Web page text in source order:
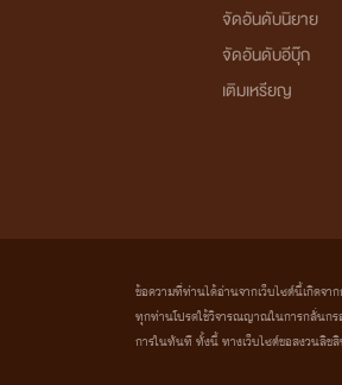
จัดอันดับนิยาย
จัดอันดับอีบุ๊ก
เติมเหรียญ
ข้อความที่ท่านได้อ่านจากเว็บไซต์นี้เกิดจ
ทุกท่านโปรดใช้วิจารณญาณในการกลั่นกร
การในทันที ทั้งนี้ ทางเว็บไซต์ขอสงวนลิ